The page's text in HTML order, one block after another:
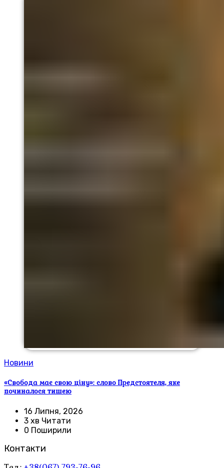
Новини
«Свобода має свою ціну»: слово Предстоятеля, яке
починалося тишею
16 Липня, 2026
3 хв Читати
0 Поширили
Контакти